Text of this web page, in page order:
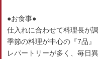
●お食事●
仕入れに合わせて料理長が
季節の料理が中心の『7品』
レパートリーが多く、毎日